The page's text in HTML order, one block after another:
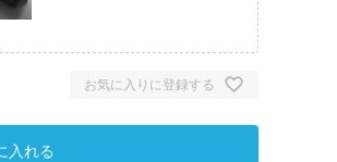
お気に入りに登録する
入れる